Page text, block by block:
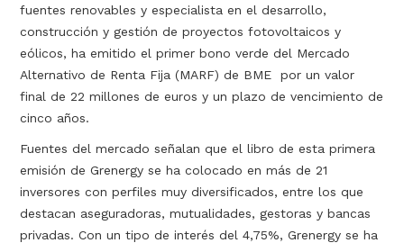
fuentes renovables y especialista en el desarrollo,
construcción y gestión de proyectos fotovoltaicos y
eólicos, ha emitido el primer bono verde del Mercado
Alternativo de Renta Fija (MARF) de BME por un valor
final de 22 millones de euros y un plazo de vencimiento de
cinco años.
Fuentes del mercado señalan que el libro de esta primera
emisión de Grenergy se ha colocado en más de 21
inversores con perfiles muy diversificados, entre los que
destacan aseguradoras, mutualidades, gestoras y bancas
privadas. Con un tipo de interés del 4,75%, Grenergy se ha